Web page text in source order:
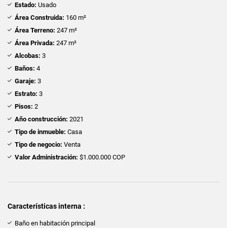
Estado: Usado
Área Construida: 160 m²
Área Terreno: 247 m²
Área Privada: 247 m²
Alcobas: 3
Baños: 4
Garaje: 3
Estrato: 3
Pisos: 2
Año construcción: 2021
Tipo de inmueble: Casa
Tipo de negocio: Venta
Valor Administración: $1.000.000 COP
Características interna :
Baño en habitación principal